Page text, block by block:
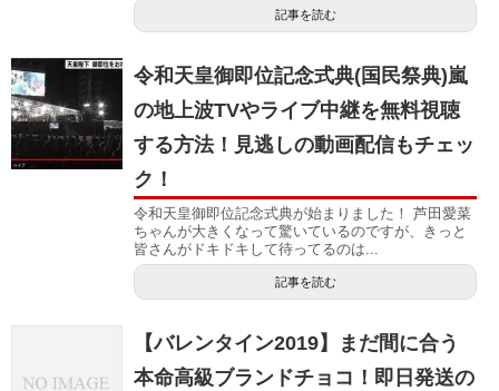
記事を読む
令和天皇御即位記念式典(国民祭典)嵐
の地上波TVやライブ中継を無料視聴
する方法！見逃しの動画配信もチェッ
ク！
令和天皇御即位記念式典が始まりました！ 芦田愛菜
ちゃんが大きくなって驚いているのですが、きっと
皆さんがドキドキして待ってるのは...
記事を読む
【バレンタイン2019】まだ間に合う
本命高級ブランドチョコ！即日発送の